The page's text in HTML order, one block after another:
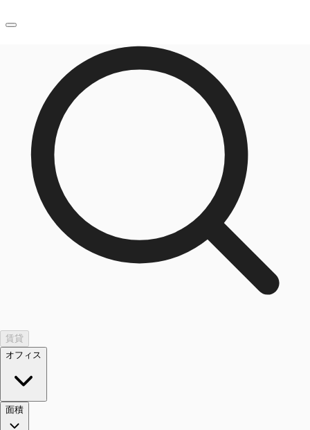
オフィス・事務所
倉庫・物流センター
地図検索
記事
仲介会社様はこちらへ
お気に入り
お電話
賃貸
オフィス
面積